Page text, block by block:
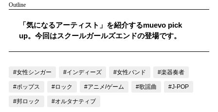
#男性シンガー #HR/HM #女性シンガー
記事一覧
プレスリリース一覧
お問い合わせ
記事リクエスト
Outline
「気になるアーティスト」を紹介するmuevo pick
up。今回はスクールガールズエンドの登場です。
#女性シンガー #インディーズ #女性バンド #楽器奏者
#ポップス #ロック #アニメ/ゲーム #歌謡曲 #J-POP
#邦ロック #オルタナティブ